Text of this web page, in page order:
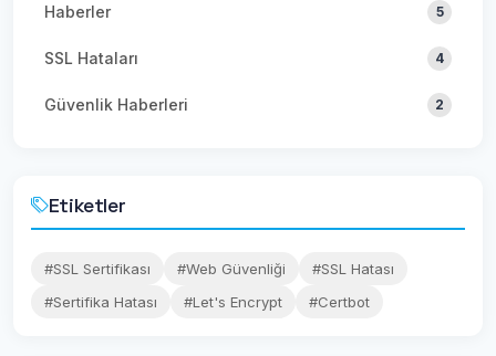
Haberler 5
SSL Hataları 4
Güvenlik Haberleri 2
Etiketler
#SSL Sertifikası #Web Güvenliği
#SSL Hatası
#Sertifika Hatası
#Let's Encrypt #Certbot